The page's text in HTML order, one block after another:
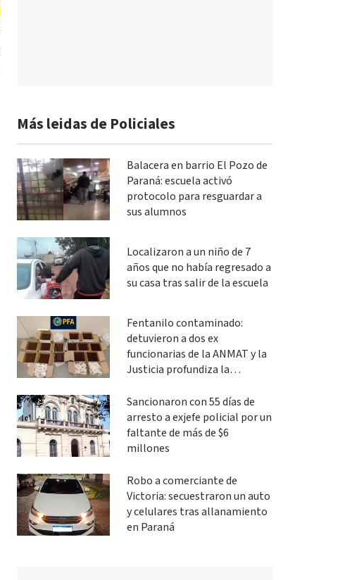
Más leidas de Policiales
Balacera en barrio El Pozo de
Paraná: escuela activó
protocolo para resguardar a
sus alumnos
Localizaron a un niño de 7
años que no había regresado a
su casa tras salir de la escuela
Fentanilo contaminado:
detuvieron a dos ex
funcionarias de la ANMAT y la
Justicia profundiza la
Sancionaron con 55 días de
arresto a exjefe policial por un
faltante de más de $6
millones
Robo a comerciante de
Victoria: secuestraron un auto
y celulares tras allanamiento
en Paraná